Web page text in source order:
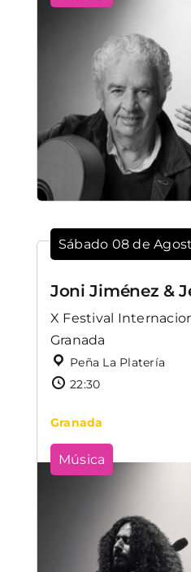
Sábado 08 de
Joni Jiménez &
X Festival
Granada
Peña La Platería
22:30
Granada
Música